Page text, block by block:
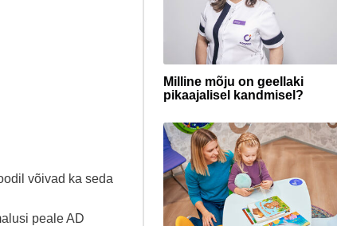
Milline mõju on geellaki
pikaajalisel kandmisel?
võivad ka seda
peale AD